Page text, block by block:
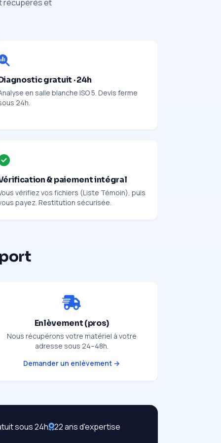
récupérés et
gratuit · 24h
en salle blanche ISO 5. Devis ferme
24h.
& paiement intégral
vérifiez vos fichiers (Liste Témoin), puis
payez. Restitution sécurisée.
Enlèvement (pros)
Nous récupérons votre matériel à votre
adresse sous 24–48h.
Demander un enlèvement →
sous 24h 22 ans d'expertise